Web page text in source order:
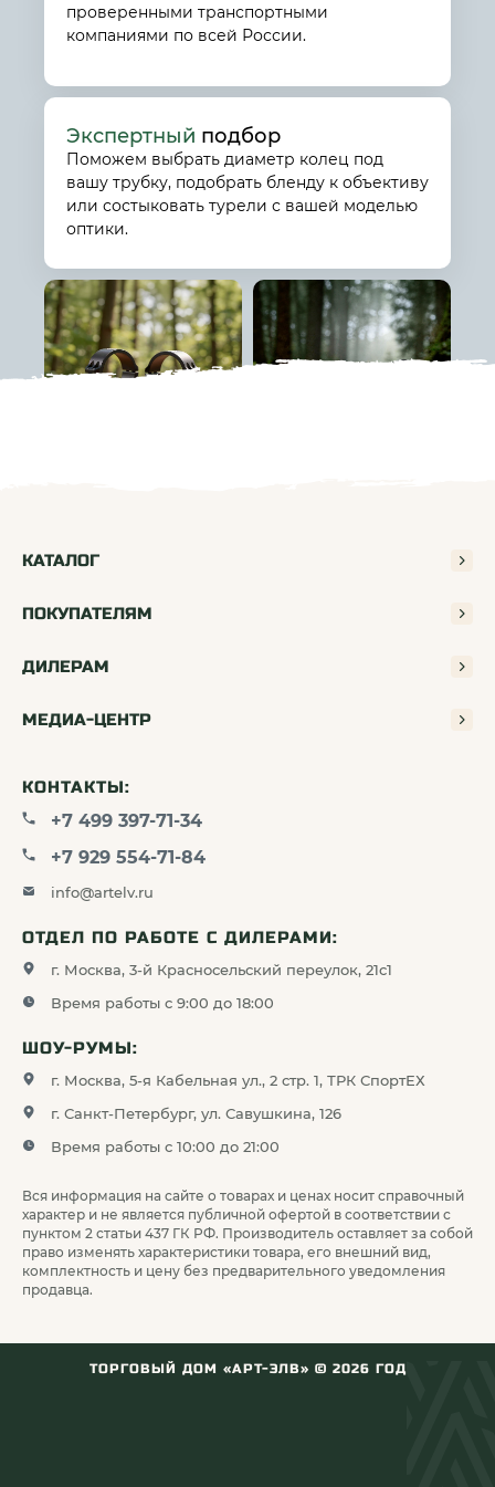
проверенными транспортными
компаниями по всей России.
Экспертный подбор
Поможем выбрать диаметр колец под
вашу трубку, подобрать бленду к объективу
или состыковать турели с вашей моделью
оптики.
100% Оригинал
Официальная гарантия на весь
ассортимент крышек, бленд, колец и
Контакты для заказа
Свяжитесь с нашими экспертами, чтобы
получить консультацию по совместимости
колец, бленд и турелей с вашей оптикой, а
также правильно подобрать аксессуары под
конкретные задачи.
МАКС
КАТАЛОГ
ПОКУПАТЕЛЯМ
ДИЛЕРАМ
МЕДИА-ЦЕНТР
КОНТАКТЫ:
+7 499 397-71-34
+7 929 554-71-84
info@artelv.ru
ОТДЕЛ ПО РАБОТЕ С ДИЛЕРАМИ:
г. Москва, 3-й Красносельский переулок, 21с1
Время работы с 9:00 до 18:00
ШОУ-РУМЫ:
г. Москва, 5-я Кабельная ул., 2 стр. 1, ТРК СпортЕХ
г. Санкт-Петербург, ул. Савушкина, 126
Время работы с 10:00 до 21:00
Вся информация на сайте о товарах и ценах носит справочный
характер и не является публичной офертой в соответствии с
пунктом 2 статьи 437 ГК РФ. Производитель оставляет за собой
право изменять характеристики товара, его внешний вид,
комплектность и цену без предварительного уведомления
продавца.
ТОРГОВЫЙ ДОМ «АРТ-ЭЛВ» © 2026 ГОД